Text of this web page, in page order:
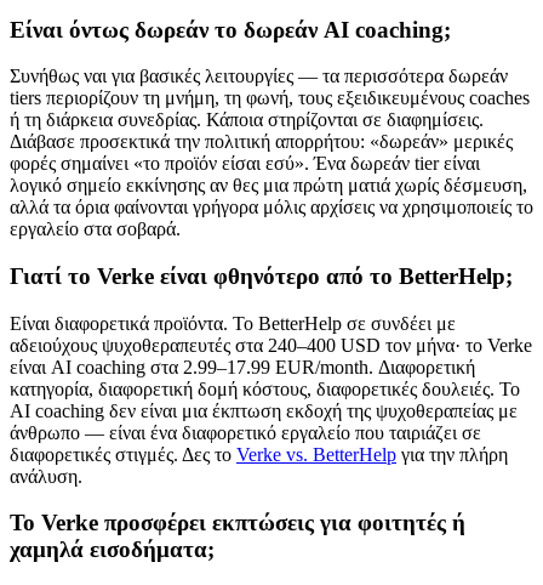
Είναι όντως δωρεάν το δωρεάν AI coaching;
Συνήθως ναι για βασικές λειτουργίες — τα περισσότερα δωρεάν
tiers περιορίζουν τη μνήμη, τη φωνή, τους εξειδικευμένους coaches
ή τη διάρκεια συνεδρίας. Κάποια στηρίζονται σε διαφημίσεις.
Διάβασε προσεκτικά την πολιτική απορρήτου: «δωρεάν» μερικές
φορές σημαίνει «το προϊόν είσαι εσύ». Ένα δωρεάν tier είναι
λογικό σημείο εκκίνησης αν θες μια πρώτη ματιά χωρίς δέσμευση,
αλλά τα όρια φαίνονται γρήγορα μόλις αρχίσεις να χρησιμοποιείς το
εργαλείο στα σοβαρά.
Γιατί το Verke είναι φθηνότερο από το BetterHelp;
Είναι διαφορετικά προϊόντα. Το BetterHelp σε συνδέει με
αδειούχους ψυχοθεραπευτές στα 240–400 USD τον μήνα· το Verke
είναι AI coaching στα 2.99–17.99 EUR/month. Διαφορετική
κατηγορία, διαφορετική δομή κόστους, διαφορετικές δουλειές. Το
AI coaching δεν είναι μια έκπτωση εκδοχή της ψυχοθεραπείας με
άνθρωπο — είναι ένα διαφορετικό εργαλείο που ταιριάζει σε
διαφορετικές στιγμές. Δες το Verke vs. BetterHelp για την πλήρη
ανάλυση.
Το Verke προσφέρει εκπτώσεις για φοιτητές ή
χαμηλά εισοδήματα;